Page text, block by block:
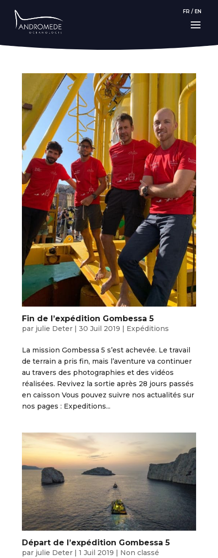
FR / EN
Fin de l’expédition Gombessa 5
par julie Deter| 30 Juil 2019 | Expéditions
La mission Gombessa 5 s’est achevée. Le travail
de terrain a pris fin, mais l’aventure va continuer
au travers des photographies et des vidéos
réalisées. Revivez la sortie après 28 jours passés
en caisson Vous pouvez suivre nos actualités sur
nos pages : Expeditions...
Départ de l’expédition Gombessa 5
par julie Deter| 1 Juil 2019 Non classé